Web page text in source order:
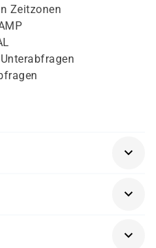
Zeitzonen
und Erfahrung im IT-
Systemen
die in Oracle-